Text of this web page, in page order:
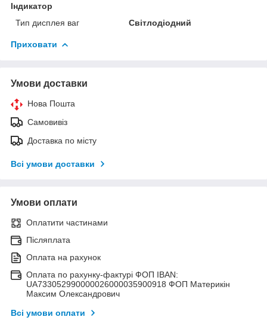
Індикатор
Тип дисплея ваг
Світлодіодний
Приховати
Умови доставки
Нова Пошта
Самовивіз
Доставка по місту
Всі умови доставки
Умови оплати
Оплатити частинами
Післяплата
Оплата на рахунок
Оплата по рахунку-фактурі ФОП IBAN:
UA733052990000026000035900918 ФОП Материкін
Максим Олександрович
Всі умови оплати